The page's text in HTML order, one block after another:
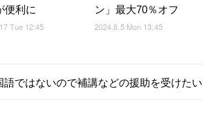
便利に
Tue 12:45
ン」最大70％オフ
2024.8.5 Mon 13:45
語ではないので補講などの援助を受けたい